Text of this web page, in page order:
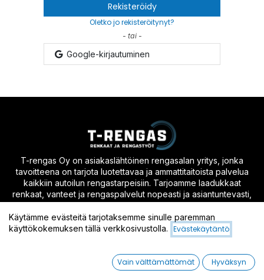
Rekisteröidy
Oletko jo rekisteröitynyt?
- tai -
Google-kirjautuminen
T-rengas Oy on asiakaslähtöinen rengasalan yritys, jonka
tavoitteena on tarjota luotettavaa ja ammattitaitoista palvelua
kaikkiin autoilun rengastarpeisiin. Tarjoamme laadukkaat
renkaat, vanteet ja rengaspalvelut nopeasti ja asiantuntevasti,
jotta asiakkaidemme ajaminen olisi turvallista ja huoletonta
ympäri vuoden.
(045) 7831 1669
Käytämme evästeitä tarjotaksemme sinulle paremman
käyttökokemuksen tällä verkkosivustolla. Evästekäytäntö
Vain välttämättömät Hyväksyn